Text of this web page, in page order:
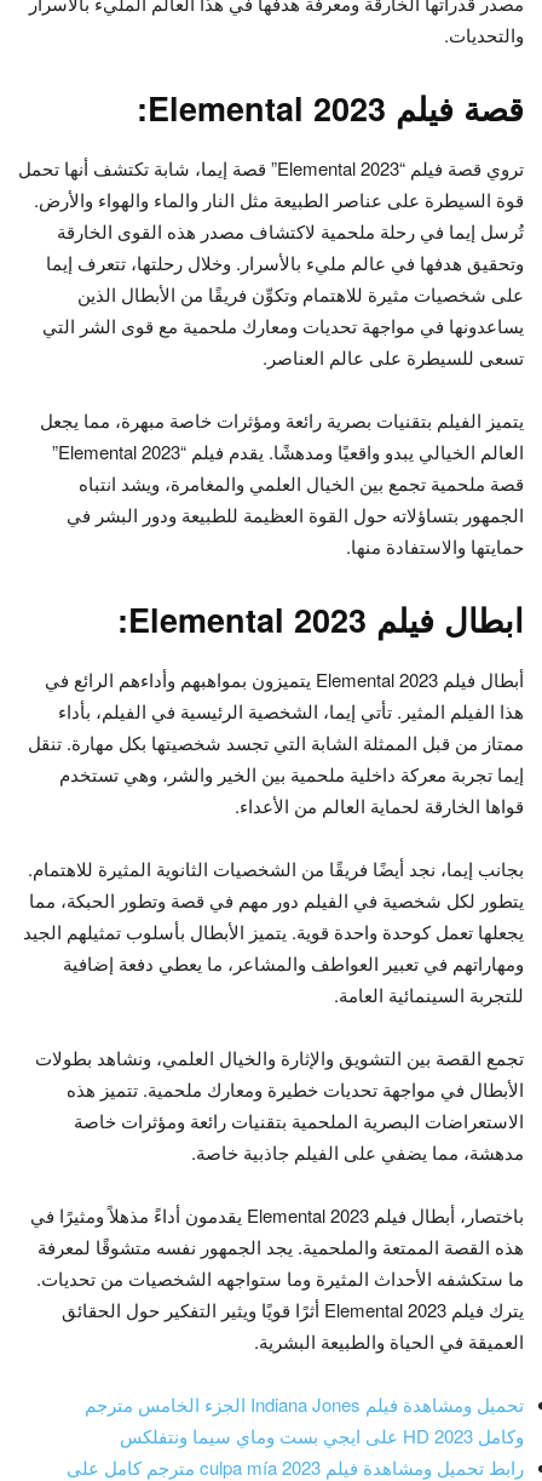
والتحديات.
قصة فيلم Elemental 2023:
تروي قصة فيلم “Elemental 2023” قصة إيما، شابة تكتشف أنها تحمل
قوة السيطرة على عناصر الطبيعة مثل النار والماء والهواء والأرض.
تُرسل إيما في رحلة ملحمية لاكتشاف مصدر هذه القوى الخارقة
وتحقيق هدفها في عالم مليء بالأسرار. وخلال رحلتها، تتعرف إيما
على شخصيات مثيرة للاهتمام وتكوِّن فريقًا من الأبطال الذين
يساعدونها في مواجهة تحديات ومعارك ملحمية مع قوى الشر التي
تسعى للسيطرة على عالم العناصر.
يتميز الفيلم بتقنيات بصرية رائعة ومؤثرات خاصة مبهرة، مما يجعل
العالم الخيالي يبدو واقعيًا ومدهشًا. يقدم فيلم “Elemental 2023”
قصة ملحمية تجمع بين الخيال العلمي والمغامرة، ويشد انتباه
الجمهور بتساؤلاته حول القوة العظيمة للطبيعة ودور البشر في
حمايتها والاستفادة منها.
ابطال فيلم Elemental 2023:
أبطال فيلم Elemental 2023 يتميزون بمواهبهم وأداءهم الرائع في
هذا الفيلم المثير. تأتي إيما، الشخصية الرئيسية في الفيلم، بأداء
ممتاز من قبل الممثلة الشابة التي تجسد شخصيتها بكل مهارة. تنقل
إيما تجربة معركة داخلية ملحمية بين الخير والشر، وهي تستخدم
قواها الخارقة لحماية العالم من الأعداء.
بجانب إيما، نجد أيضًا فريقًا من الشخصيات الثانوية المثيرة للاهتمام.
يتطور لكل شخصية في الفيلم دور مهم في قصة وتطور الحبكة، مما
يجعلها تعمل كوحدة واحدة قوية. يتميز الأبطال بأسلوب تمثيلهم الجيد
ومهاراتهم في تعبير العواطف والمشاعر، ما يعطي دفعة إضافية
للتجربة السينمائية العامة.
تجمع القصة بين التشويق والإثارة والخيال العلمي، ونشاهد بطولات
الأبطال في مواجهة تحديات خطيرة ومعارك ملحمية. تتميز هذه
الاستعراضات البصرية الملحمية بتقنيات رائعة ومؤثرات خاصة
مدهشة، مما يضفي على الفيلم جاذبية خاصة.
باختصار، أبطال فيلم Elemental 2023 يقدمون أداءً مذهلاً ومثيرًا في
هذه القصة الممتعة والملحمية. يجد الجمهور نفسه متشوقًا لمعرفة
ما ستكشفه الأحداث المثيرة وما ستواجهه الشخصيات من تحديات.
يترك فيلم Elemental 2023 أثرًا قويًا ويثير التفكير حول الحقائق
العميقة في الحياة والطبيعة البشرية.
تحميل ومشاهدة فيلم Indiana Jones الجزء الخامس مترجم
وكامل HD 2023 على ايجي بست وماي سيما ونتفلكس
رابط تحميل ومشاهدة فيلم culpa mía 2023 مترجم كامل على